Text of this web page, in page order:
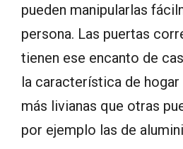
pueden manipularlas
persona. Las puertas
tienen ese encanto de
la característica de
más livianas que otras
por ejemplo las de